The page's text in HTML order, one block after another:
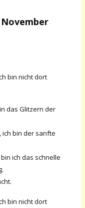
bin nicht dort
das Glitzern der
ich bin der sanfte
ich das schnelle
bin nicht dort